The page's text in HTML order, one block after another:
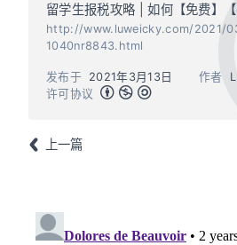
留学生报税攻略 | 如何【免费】
http://www.luweicky.com/2021/
1040nr8843.html
作者
发布于
2021年3月13日
许可协议
上一篇